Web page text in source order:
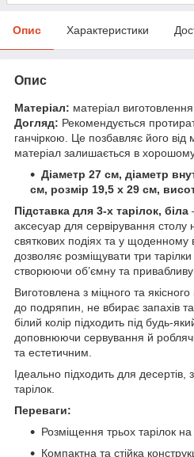
Опис Характеристики
Опис
Матеріал: матеріал
Догляд: Рекомендується
ганчіркою. Це позбавляє його від
матеріал залишається в хорошому
Діаметр 27 см, діаметр
см, розмір 19,5 x 29 см,
Підставка для 3-х тарілок, біла
аксесуар для сервірування
святкових подіях та у щоденному
дозволяє розміщувати три тарілки
створюючи об’ємну та
Виготовлена з міцного та якісного
до подряпин, не вбирає запахів
білий колір підходить під будь-
доповнюючи сервування й
та естетичним.
Ідеально підходить для десертів,
тарілок.
Переваги:
Розміщення трьох тарілок на
Компактна та стійка